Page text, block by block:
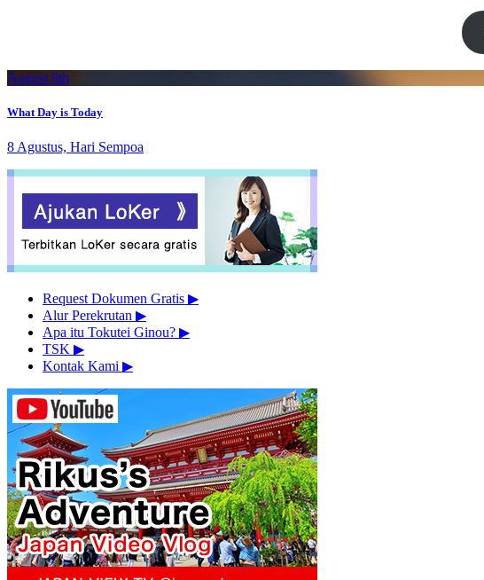
August 8th
What Day is Today
8 Agustus, Hari Sempoa
Request Dokumen Gratis ▶︎
Alur Perekrutan ▶︎
Apa itu Tokutei Ginou? ▶︎
TSK ▶︎
Kontak Kami ▶︎